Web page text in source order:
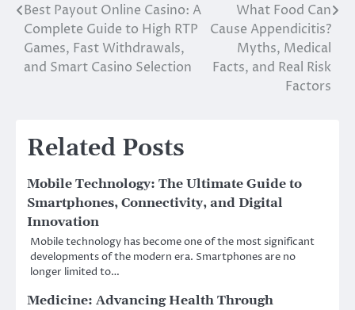
Post
navigation
Best Payout Online Casino: A
Complete Guide to High RTP
Games, Fast Withdrawals,
and Smart Casino Selection
What Food Can
Cause Appendicitis?
Myths, Medical
Facts, and Real Risk
Factors
Related Posts
Mobile Technology: The Ultimate Guide to
Smartphones, Connectivity, and Digital
Innovation
Mobile technology has become one of the most significant
developments of the modern era. Smartphones are no
longer limited to…
Medicine: Advancing Health Through